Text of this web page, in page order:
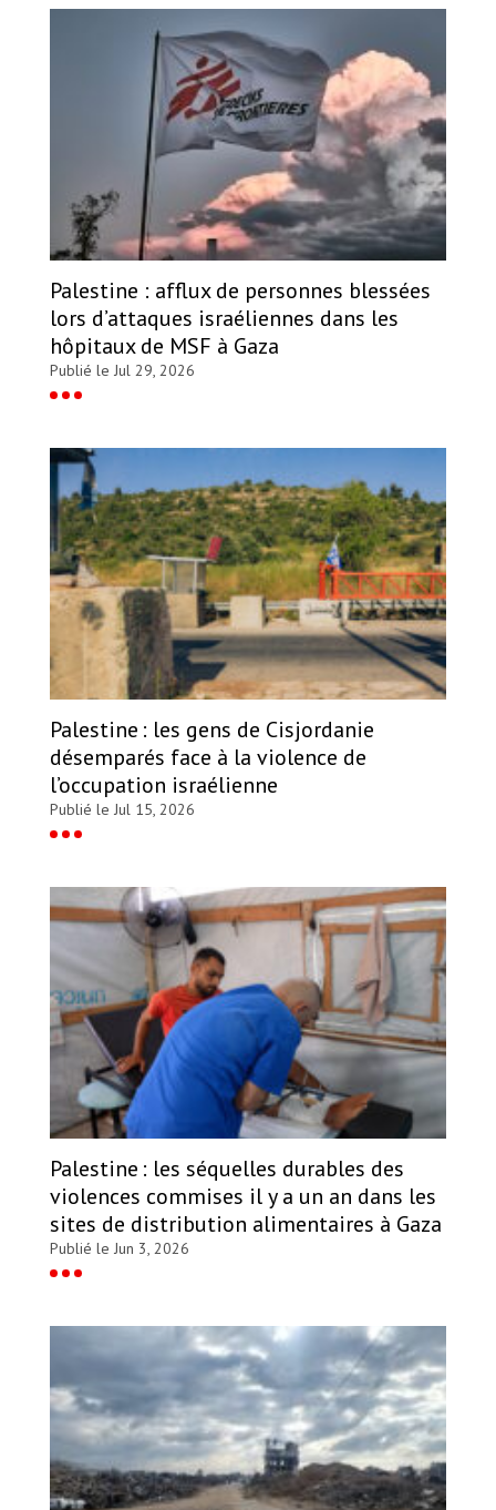
Palestine : afflux de personnes blessées
lors d’attaques israéliennes dans les
hôpitaux de MSF à Gaza
Publié le Jul 29, 2026
Palestine : les gens de Cisjordanie
désemparés face à la violence de
l’occupation israélienne
Publié le Jul 15, 2026
Palestine : les séquelles durables des
violences commises il y a un an dans les
sites de distribution alimentaires à Gaza
Publié le Jun 3, 2026